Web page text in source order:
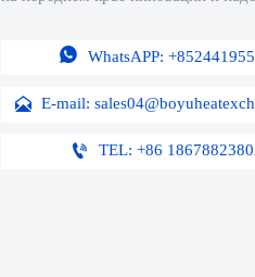
 WhatsAPP:

 TEL: +86